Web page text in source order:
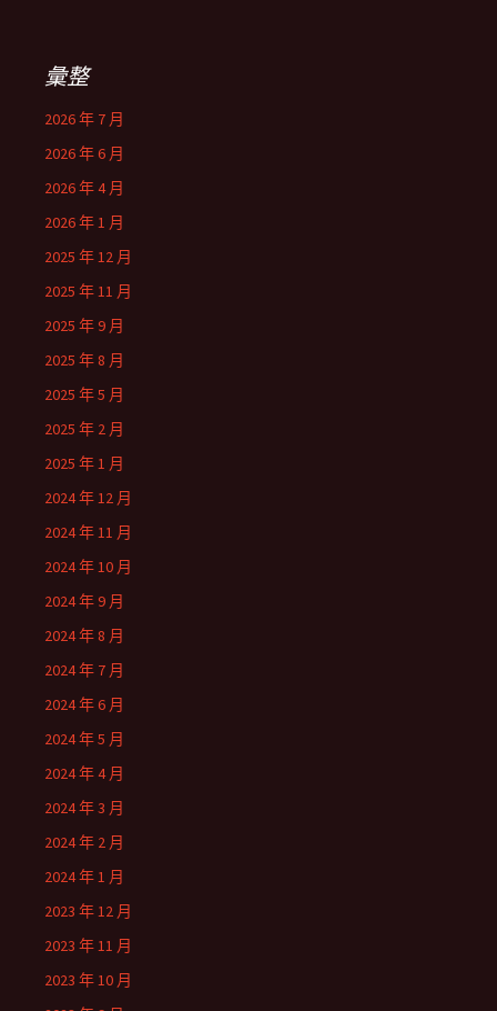
彙整
2026 年 7 月
2026 年 6 月
2026 年 4 月
2026 年 1 月
2025 年 12 月
2025 年 11 月
2025 年 9 月
2025 年 8 月
2025 年 5 月
2025 年 2 月
2025 年 1 月
2024 年 12 月
2024 年 11 月
2024 年 10 月
2024 年 9 月
2024 年 8 月
2024 年 7 月
2024 年 6 月
2024 年 5 月
2024 年 4 月
2024 年 3 月
2024 年 2 月
2024 年 1 月
2023 年 12 月
2023 年 11 月
2023 年 10 月